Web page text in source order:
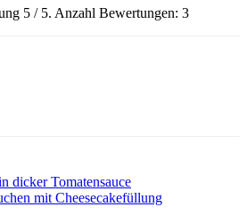
5 / 5. Anzahl Bewertungen: 3
dicker Tomatensauce
mit Cheesecakefüllung